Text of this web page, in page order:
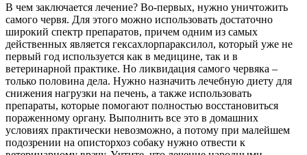
В чем заключается лечение? Во-первых, нужно уничтожить
самого червя. Для этого можно использовать достаточно
широкий спектр препаратов, причем одним из самых
действенных является гексахлорпараксилол, который уже не
первый год используется как в медицине, так и в
ветеринарной практике. Но ликвидация самого червяка –
только половина дела. Нужно назначить лечебную диету для
снижения нагрузки на печень, а также использовать
препараты, которые помогают полностью восстановиться
пораженному органу. Выполнить все это в домашних
условиях практически невозможно, а потому при малейшем
подозрении на описторхоз собаку нужно отвести к